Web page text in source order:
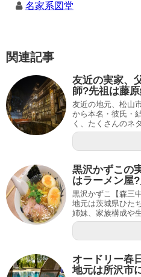
名家系図堂
関連記事
友近の実家、
師?先祖は藤
友近の地元、松山
から本名・彼氏・
く、たくさんのネ
黒沢かずこの
はラーメン屋
黒沢かずこ【森三
地元は茨城県ひた
姉妹、家族構成や
オードリー春
地元は所沢市